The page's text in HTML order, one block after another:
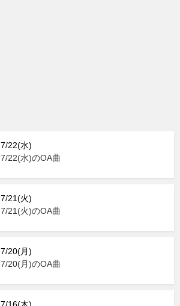
7/22(水)
7/22(水)のOA曲
7/21(火)
7/21(火)のOA曲
7/20(月)
7/20(月)のOA曲
7/16(木)